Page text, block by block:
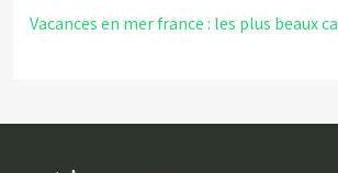
Vacances en mer france : les plus beaux